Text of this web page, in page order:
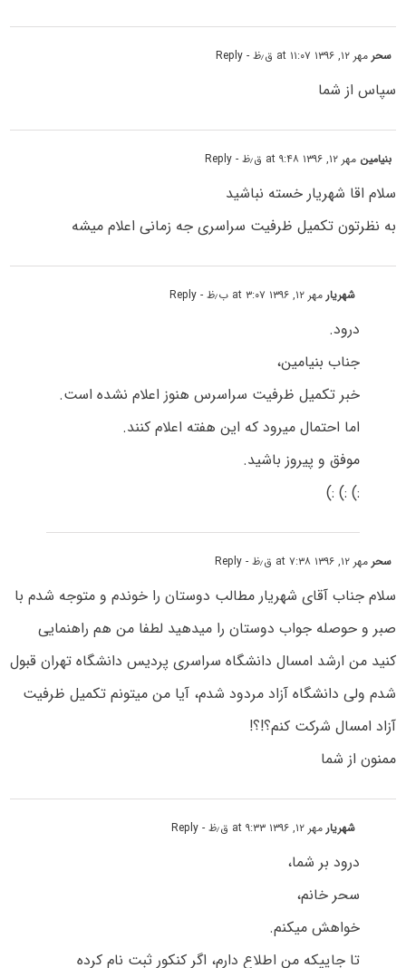
سحرمهر ۱۲, ۱۳۹۶ at ۱۱:۰۷ ق٫ظ - Reply
سپاس از شما
بنیامین مهر ۱۲, ۱۳۹۶ at ۹:۴۸ ق٫ظ - Reply
سلام اقا شهریار خسته نباشید
به نظرتون تکمیل ظرفیت سراسری جه زمانی اعلام میشه
شهریارمهر ۱۲, ۱۳۹۶ at ۳:۰۷ ب٫ظ - Reply
درود.
جناب بنیامین،
خبر تکمیل ظرفیت سراسرس هنوز اعلام نشده است.
اما احتمال میرود که این هفته اعلام کنند.
موفق و پیروز باشید.
:) :) :)
سحرمهر ۱۲, ۱۳۹۶ at ۷:۳۸ ق٫ظ - Reply
سلام جناب آقای شهریار مطالب دوستان را خوندم و متوجه شدم با
صبر و حوصله جواب دوستان را میدهید لطفا من هم راهنمایی
کنید من ارشد امسال دانشگاه سراسری پردیس دانشگاه تهران قبول
شدم ولی دانشگاه آزاد مردود شدم، آیا من میتونم تکمیل ظرفیت
آزاد امسال شرکت کنم؟!؟!
ممنون از شما
شهریارمهر ۱۲, ۱۳۹۶ at ۹:۳۳ ق٫ظ - Reply
درود بر شما،
سحر خانم،
خواهش میکنم.
تا جاییکه من اطلاع دارم، اگر کنکور ثبت نام کرده